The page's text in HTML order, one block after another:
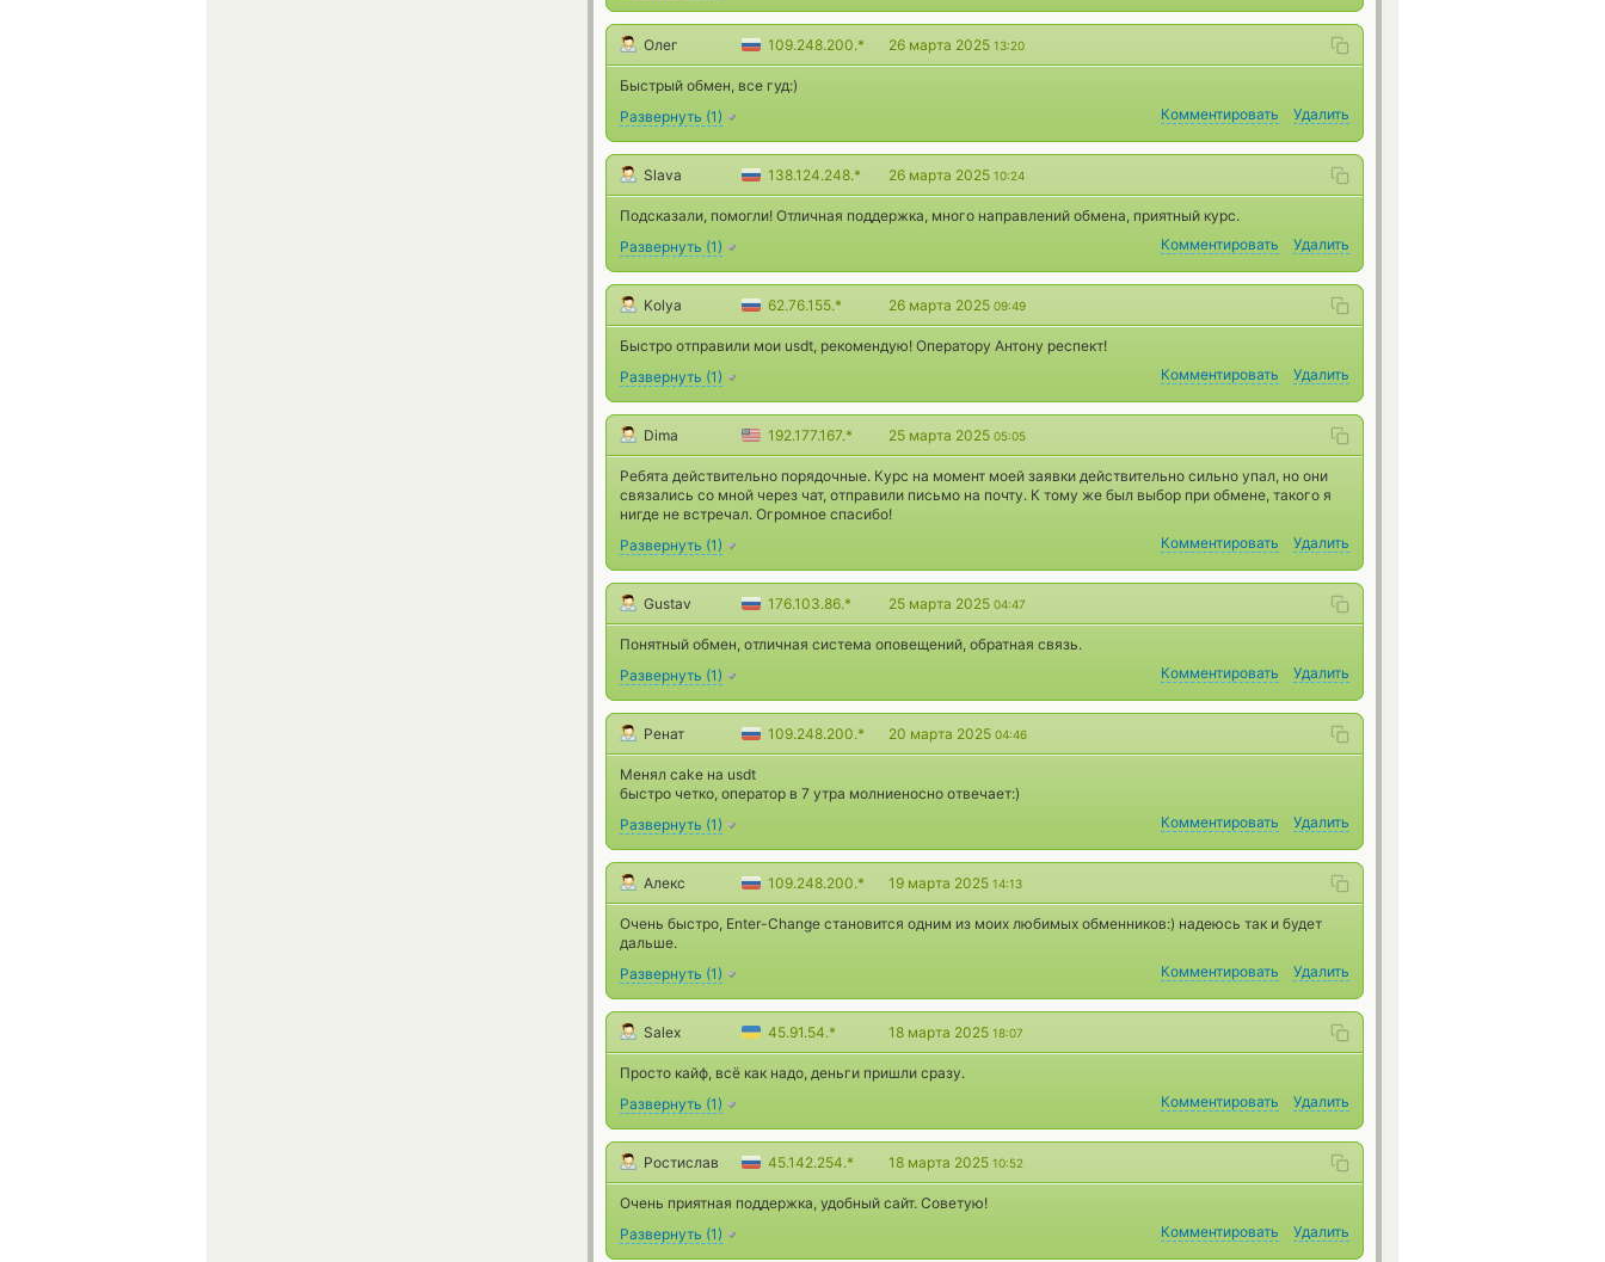
Олег 109.248.200.* 26 марта 2025 13:20
Быстрый обмен, все гуд:)
Развернуть (1) Комментировать Удалить
Slava 138.124.248.* 26 марта 2025 10:24
Подсказали, помогли! Отличная поддержка, много направлений обмена, приятный курс.
Развернуть (1) Комментировать Удалить
Kolya 62.76.155.* 26 марта 2025 09:49
Быстро отправили мои usdt, рекомендую! Оператору Антону респект!
Развернуть (1) Комментировать Удалить
Dima 192.177.167.* 25 марта 2025 05:05
Ребята действительно порядочные. Курс на момент моей заявки действительно сильно упал, но они
связались со мной через чат, отправили письмо на почту. К тому же был выбор при обмене, такого я
нигде не встречал. Огромное спасибо!
Развернуть (1) Комментировать Удалить
Gustav 176.103.86.* 25 марта 2025 04:47
Понятный обмен, отличная система оповещений, обратная связь.
Развернуть (1) Комментировать Удалить
Ренат 109.248.200.* 20 марта 2025 04:46
Менял cake на usdt
быстро четко, оператор в 7 утра молниеносно отвечает:)
Развернуть (1) Комментировать Удалить
Алекс 109.248.200.* 19 марта 2025 14:13
Очень быстро, Enter-Change становится одним из моих любимых обменников:) надеюсь так и будет
дальше.
Развернуть (1) Комментировать Удалить
Salex 45.91.54.* 18 марта 2025 18:07
Просто кайф, всё как надо, деньги пришли сразу.
Развернуть (1) Комментировать Удалить
Ростислав 45.142.254.* 18 марта 2025 10:52
Очень приятная поддержка, удобный сайт. Советую!
Развернуть (1) Комментировать Удалить